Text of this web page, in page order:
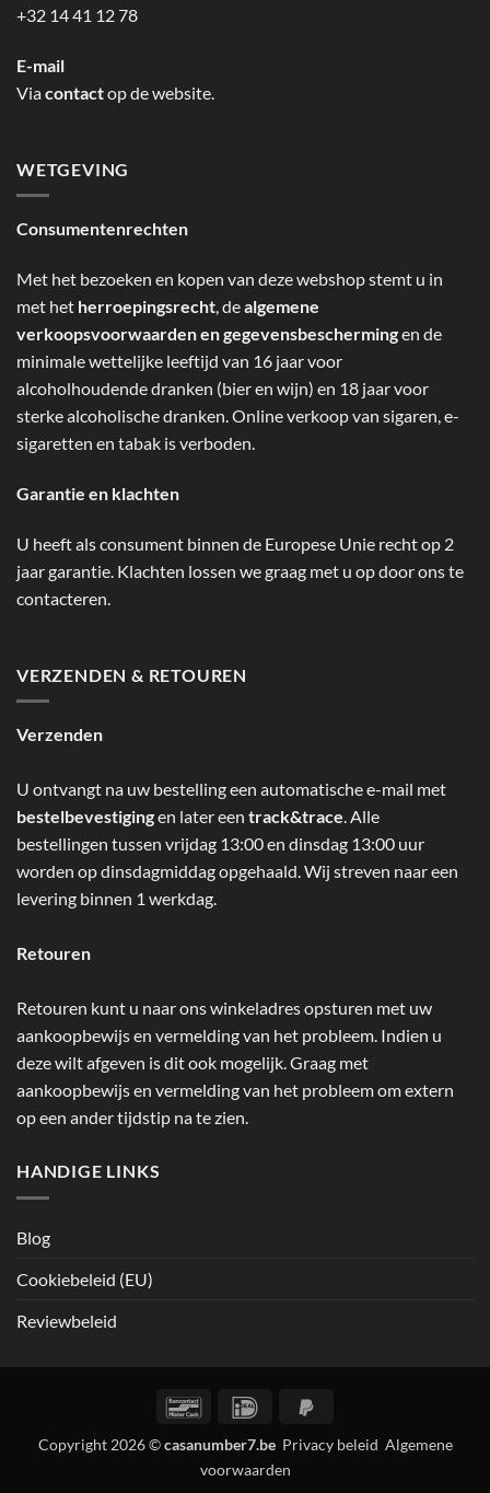
+32 14 41 12 78
E-mail
Viacontactop de website.
WETGEVING
Consumentenrechten
Met het bezoeken en kopen van deze webshop stemt u in
met het herroepingsrecht, dealgemene
verkoopsvoorwaarden en gegevensbeschermingen de
minimale wettelijke leeftijd van 16 jaar voor
alcoholhoudende dranken (bier en wijn) en 18 jaar voor
sterke alcoholische dranken. Online verkoop van sigaren, e-
sigaretten en tabak is verboden.
Garantie en klachten
U heeft als consument binnen de Europese Unie recht op 2
jaar garantie. Klachten lossen we graag met u op door ons te
contacteren.
VERZENDEN & RETOUREN
Verzenden
U ontvangt na uw bestelling een automatische e-mail met
bestelbevestigingen later een track&trace. Alle
bestellingen tussen vrijdag 13:00 en dinsdag 13:00 uur
worden op dinsdagmiddag opgehaald. Wij streven naar een
levering binnen 1 werkdag.
Retouren
Retouren kunt u naar ons winkeladres opsturen met uw
aankoopbewijs en vermelding van het probleem. Indien u
deze wilt afgeven is dit ook mogelijk. Graag met
aankoopbewijs en vermelding van het probleem om extern
op een ander tijdstip na te zien.
HANDIGE LINKS
Blog
Cookiebeleid (EU)
Reviewbeleid
BancontactIDeal
Copyright 2026 ©casanumber7.be Privacy beleid Algemene
voorwaarden